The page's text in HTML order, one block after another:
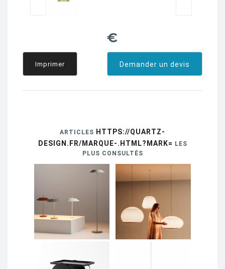
€
Demander un devis
Imprimer
ARTICLES HTTPS://QUARTZ-
DESIGN.FR/MARQUE-.HTML?MARK= LES
PLUS CONSULTÉS